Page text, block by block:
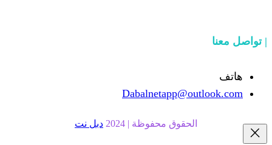
محفوظة | 2024 دبل نت